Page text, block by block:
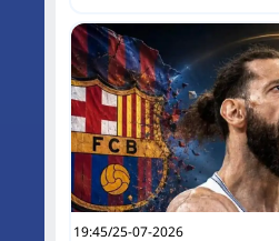
19:45/25-07-2026